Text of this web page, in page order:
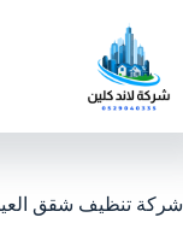
شركة تنظيف شقق